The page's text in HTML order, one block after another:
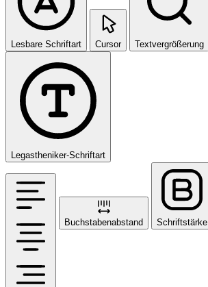
Lesbare Schriftart Cursor Textvergrößerung
Legastheniker-Schriftart
Buchstabenabstand Schriftstärke